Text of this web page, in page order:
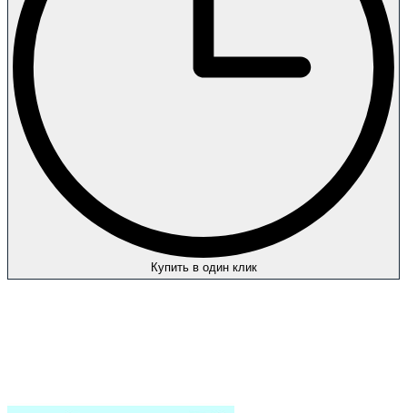
Купить в один клик